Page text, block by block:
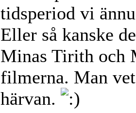
tidsperiod vi
Eller så kanske
Minas Tirith och
filmerna. Man
härvan.